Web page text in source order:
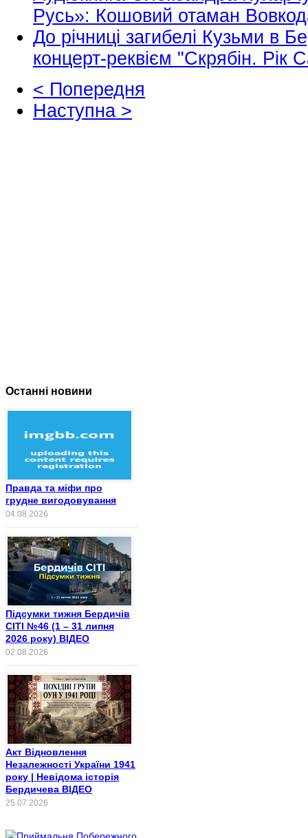
Русь»: Кошовий отаман
До річниці загибелі Кузьми в
концерт-реквієм "Скрябін. Рік
< Попередня
Наступна >
Останні новини
Правда та міфи про
грудне вигодовування
04.08.2026
Підсумки тижня Бердичів
СІТІ №46 (1 – 31 липня
2026 року) ВІДЕО
02.08.2026
Акт Відновлення
Незалежності України 1941
року | Невідома історія
Бердичева ВІДЕО
25.07.2026